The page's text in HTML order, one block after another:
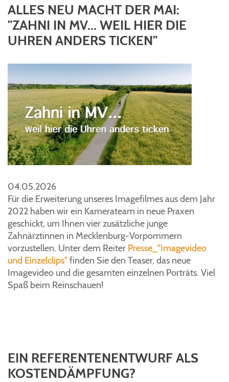
ALLES NEU MACHT DER MAI:
"ZAHNI IN MV... WEIL HIER DIE
UHREN ANDERS TICKEN"
04.05.2026
Für die Erweiterung unseres Imagefilmes aus dem Jahr
2022 haben wir ein Kamerateam in neue Praxen
geschickt, um Ihnen vier zusätzliche junge
Zahnärztinnen in Mecklenburg-Vorpommern
vorzustellen. Unter dem Reiter Presse_"Imagevideo
und Einzelclips"finden Sie den Teaser, das neue
Imagevideo und die gesamten einzelnen Porträts. Viel
Spaß beim Reinschauen!
EIN REFERENTENENTWURF ALS
KOSTENDÄMPFUNG?